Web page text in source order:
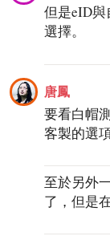
但是eID
選擇。
唐鳳
要看白帽
客製的選項
至於另外
了，但是